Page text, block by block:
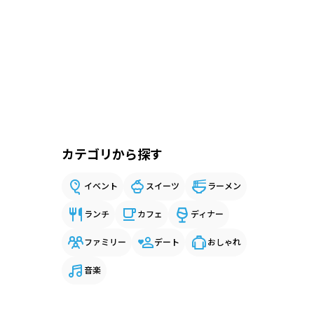
カテゴリから探す
イベント スイーツ ラーメン
ランチ カフェ ディナー
ファミリー デート おしゃれ
音楽